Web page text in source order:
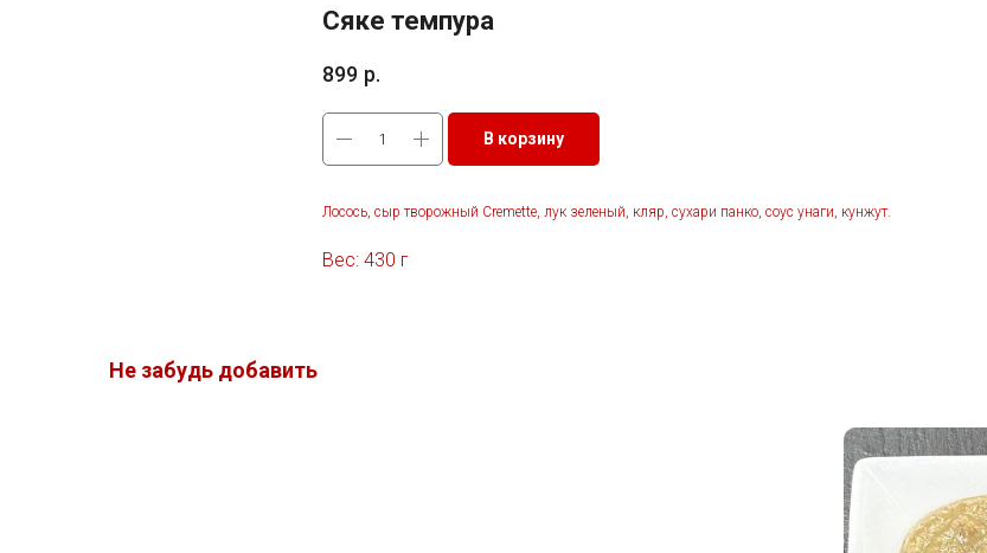
Сяке темпура
899 р.
В корзину
Лосось, сыр творожный Cremette, лук зеленый, кляр, сухари панко, соус унаги, кунжут.
Вес: 430 г
Не забудь добавить